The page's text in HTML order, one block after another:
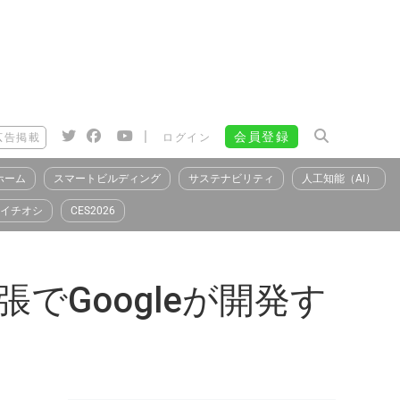
告掲載 | ログイン 会員登録
ーム スマートビルディング サステナビリティ 人工知能（AI）
イチオシ CES2026
でGoogleが開発す